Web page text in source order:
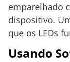
emparelhado
dispositivo.
que os LEDs
Usando